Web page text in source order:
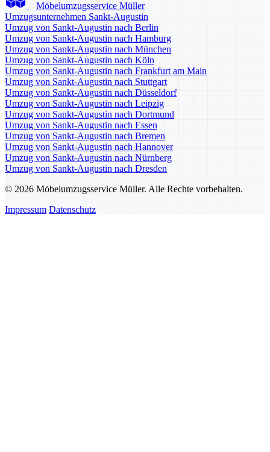
Möbelumzugsservice Müller
Umzugsunternehmen Sankt-Augustin
Umzug von Sankt-Augustin nach Berlin
Umzug von Sankt-Augustin nach Hamburg
Umzug von Sankt-Augustin nach München
Umzug von Sankt-Augustin nach Köln
Umzug von Sankt-Augustin nach Frankfurt am Main
Umzug von Sankt-Augustin nach Stuttgart
Umzug von Sankt-Augustin nach Düsseldorf
Umzug von Sankt-Augustin nach Leipzig
Umzug von Sankt-Augustin nach Dortmund
Umzug von Sankt-Augustin nach Essen
Umzug von Sankt-Augustin nach Bremen
Umzug von Sankt-Augustin nach Hannover
Umzug von Sankt-Augustin nach Nürnberg
Umzug von Sankt-Augustin nach Dresden
© 2026 Möbelumzugsservice Müller. Alle Rechte vorbehalten.
Impressum Datenschutz